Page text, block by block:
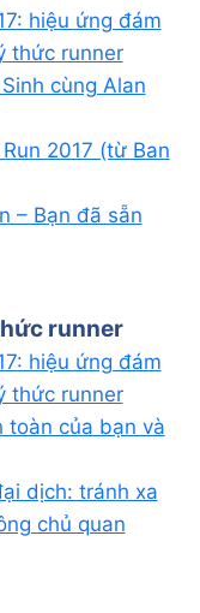
hiệu ứng đám
thức runner
cùng Alan
2017 (từ Ban
– Bạn đã sẵn
runner
hiệu ứng đám
thức runner
toàn của bạn và
dịch: tránh xa
chủ quan